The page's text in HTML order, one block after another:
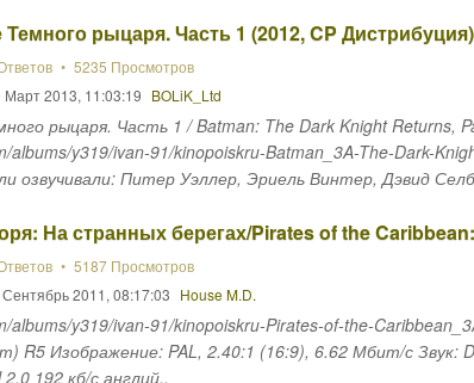
рыцаря. Часть 1 (2012, CP Дистрибуция)
5235 Просмотров
Март 2013, 11:03:19 BOLiK_Ltd
рыцаря. Часть 1 / Batman: The Dark Knight Returns,
albums/y319/ivan-91/kinopoiskru-Batman_3A-The-Dark-
озвучивали: Питер Уэллер, Эриель Винтер, Дэвид
На странных берегах/Pirates of the
5187 Просмотров
2011, 08:17:03 House M.D.
albums/y319/ivan-91/kinopoiskru-Pirates-of-the-
R5 Изображение: PAL, 2.40:1 (16:9), 6.62 Мбит/с Звук:
192 кб/с англий..